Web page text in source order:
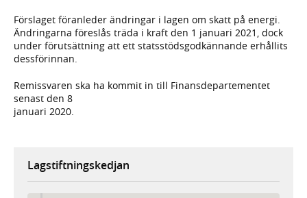
Förslaget föranleder ändringar i lagen om skatt på energi.
Ändringarna föreslås träda i kraft den 1 januari 2021, dock
under förutsättning att ett statsstödsgodkännande erhållits
dessförinnan.
Remissvaren ska ha kommit in till Finansdepartementet
senast den 8
januari 2020.
Lagstiftningskedjan